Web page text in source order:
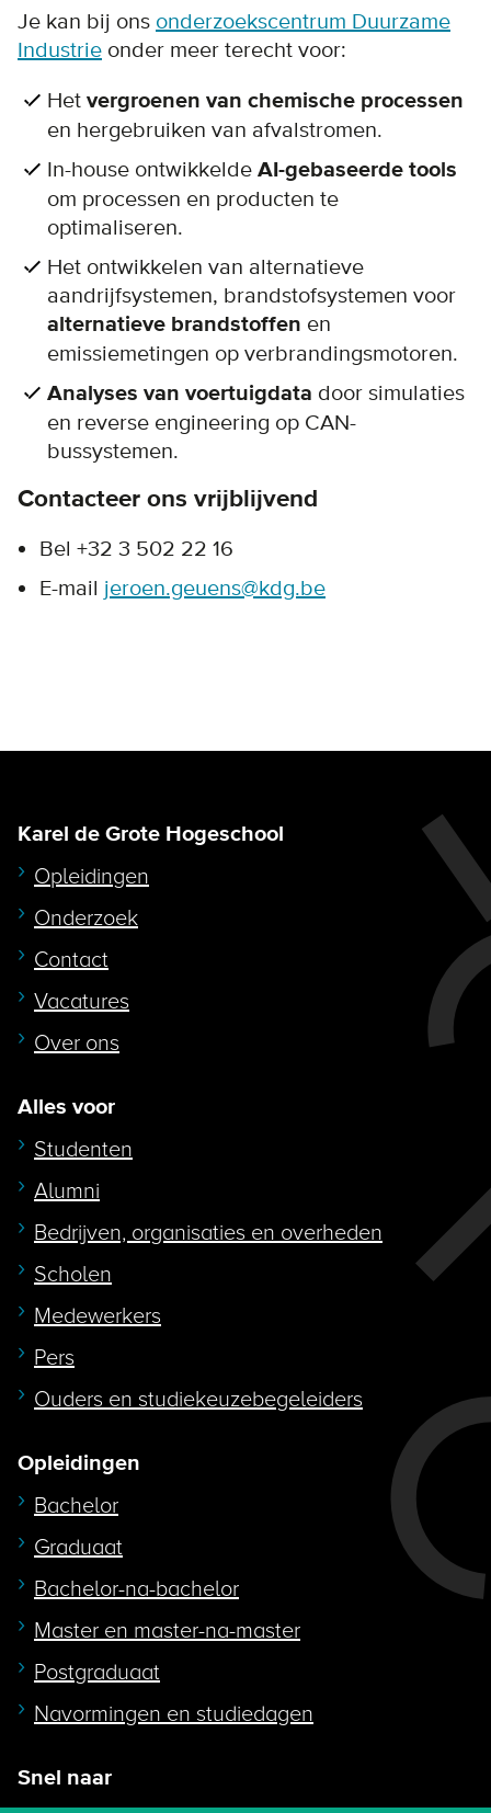
Je kan bij ons onderzoekscentrum Duurzame
Industrie onder meer terecht voor:
Het vergroenen van chemische processen
en hergebruiken van afvalstromen.
In-house ontwikkelde AI-gebaseerde tools
om processen en producten te
optimaliseren.
Het ontwikkelen van alternatieve
aandrijfsystemen, brandstofsystemen voor
alternatieve brandstoffen en
emissiemetingen op verbrandingsmotoren.
Analyses van voertuigdata door simulaties
en reverse engineering op CAN-
bussystemen.
Contacteer ons vrijblijvend
Bel +32 3 502 22 16
E-mail jeroen.geuens@kdg.be
Karel de Grote Hogeschool
Opleidingen
Onderzoek
Contact
Vacatures
Over ons
Alles voor
Studenten
Alumni
Bedrijven, organisaties en overheden
Scholen
Medewerkers
Pers
Ouders en studiekeuzebegeleiders
Opleidingen
Bachelor
Graduaat
Bachelor-na-bachelor
Master en master-na-master
Postgraduaat
Navormingen en studiedagen
Snel naar